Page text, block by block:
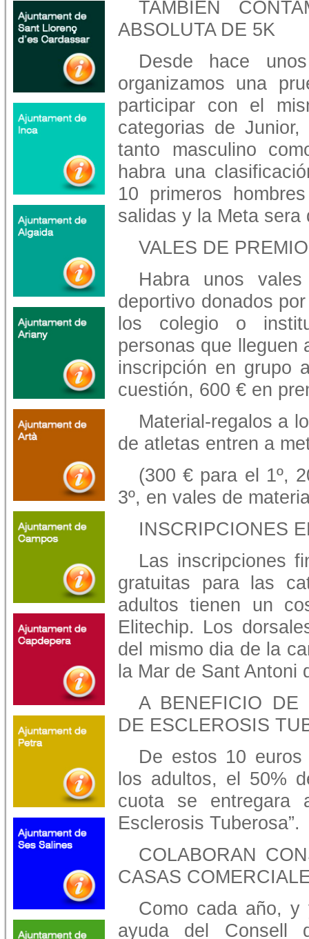
TAMBIEN
ABSOLUTA DE 5K
Desde hace
organizamos una
participar con el
categorias de
tanto masculino
habra una
10 primeros
salidas y la Meta sera
VALES DE
Habra unos
deportivo donados
los colegio o
personas que lleguen
inscripción en grupo
cuestión, 600 € en
Material-regalos a
de atletas entren a
(300 € para el 1º,
3º, en vales de
INSCRIPCIONES
Las inscripciones
gratuitas para las
adultos tienen un
Elitechip. Los
del mismo dia de la
la Mar de Sant Antoni
A BENEFICIO DE
DE ESCLEROSIS
De estos 10
los adultos, el 50%
cuota se entregara
Esclerosis Tuberosa”.
COLABORAN
CASAS
Como cada año,
ayuda del Consell